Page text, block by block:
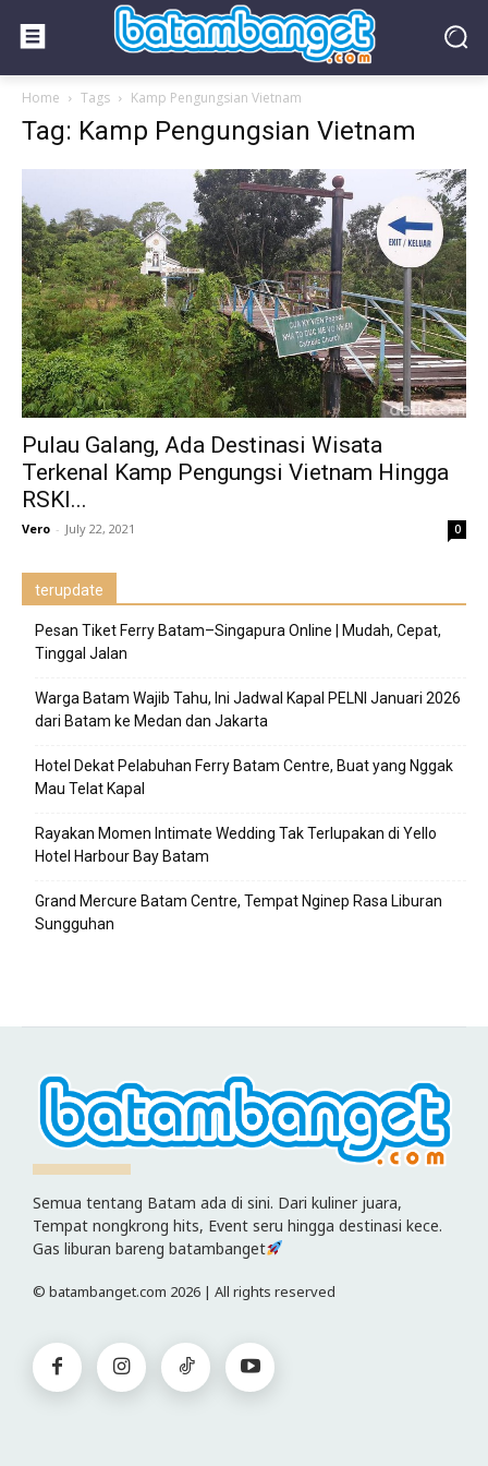
Home Tags Kamp Pengungsian Vietnam
Tag: Kamp Pengungsian Vietnam
Pulau Galang, Ada Destinasi Wisata
Terkenal Kamp Pengungsi Vietnam Hingga
RSKI...
Vero - July 22, 2021 0
terupdate
Pesan Tiket Ferry Batam–Singapura Online | Mudah, Cepat,
Tinggal Jalan
Warga Batam Wajib Tahu, Ini Jadwal Kapal PELNI Januari 2026
dari Batam ke Medan dan Jakarta
Hotel Dekat Pelabuhan Ferry Batam Centre, Buat yang Nggak
Mau Telat Kapal
Rayakan Momen Intimate Wedding Tak Terlupakan di Yello
Hotel Harbour Bay Batam
Grand Mercure Batam Centre, Tempat Nginep Rasa Liburan
Sungguhan
Semua tentang Batam ada di sini. Dari kuliner juara,
Tempat nongkrong hits, Event seru hingga destinasi kece.
Gas liburan bareng batambanget
© batambanget.com 2026 | All rights reserved